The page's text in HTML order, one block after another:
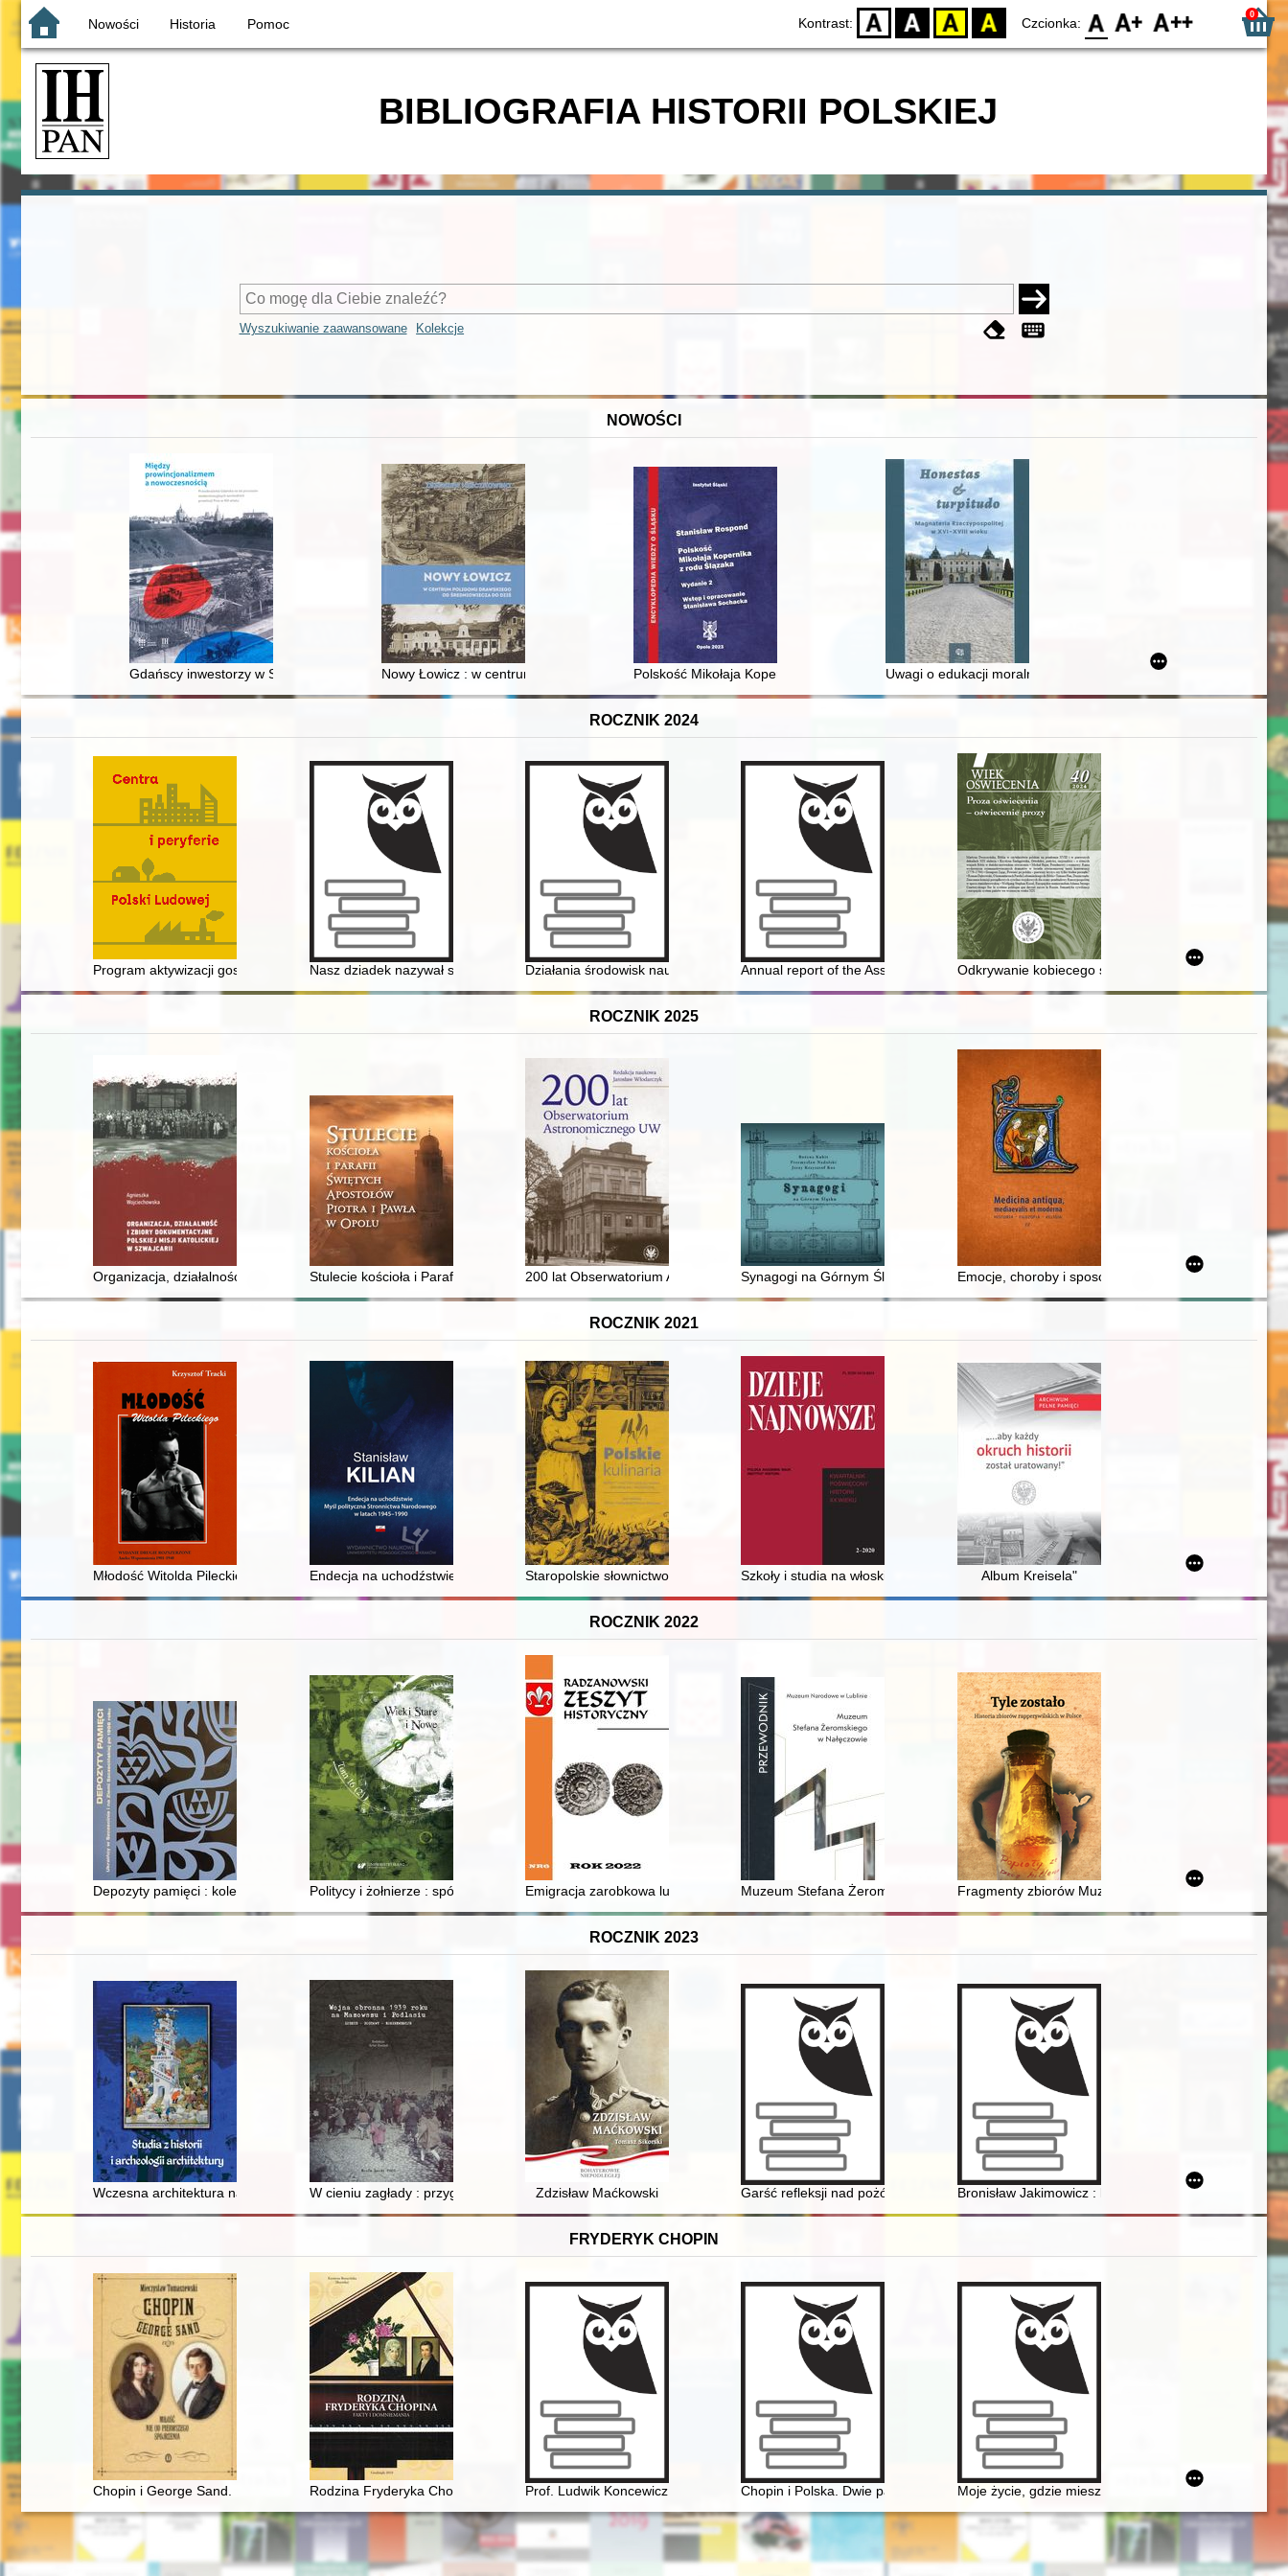
Nowości Historia Pomoc Kontrast: D BW YB BY Czcionka: F0 F1 F2 0
BIBLIOGRAFIA HISTORII POLSKIEJ
Wyszukiwanie zaawansowane Kolekcje
NOWOŚCI
Gdańscy inwestorzy w Sopocie : prestiż finansowy i towarzyski lokalnego mieszczaństwa w 2. poł. XIX w
Nowy Łowicz : w centrum poligonu drawskiego od średniowiecza do dziś
Polskość Mikołaja Kopernika z rodu ŚlązakaUwagi o edukacji moralnej synów szlacheckich w XVI-wiecznej
ROCZNIK 2024
Program aktywizacji gospodarczej miast, miasteczek i osiedli województwa lubelskiego w okresie rządów Władysława Gomółki w świetle materiałów Wojewódzkiej Komisji Planowania
Nasz dziadek nazywał się... Kazimierz Bugno : historia rodziny spisana przez jego wnuki
Działania środowisk naukowych na rzecz jakości kształcenia w szkołach wyższych w dwudziestoleciu międzywojennym na
Annual report of the Association of the Jewish Historical Institute of Poland - 2022
Odkrywanie kobiecego świata : magnatki i ich kręgi
ROCZNIK 2025
Organizacja, działalność i zbiory dokumentacyjne Polskiej Misji Katolickiej w Szwajcarii
Stulecie kościoła i Parafii Świętych Apostołów Piotra i Pawła w Opolu (1924/1925 - 2024/2025)
200 lat Obserwatorium Astronomicznego UWSynagogi na Górnym Śląsku Emocje, choroby i sposoby leczenia : z życia artysty
ROCZNIK 2021
Młodość Witolda Pileckiego Endecja na uchodźstwie : myśl polityczna Stronnictwa Narodowego w latach 1945-1990
Staropolskie słownictwo związane z pieczywemSzkoły i studia na włoskim szlaku 2 Korpusu Polskiego
Album Kreisela"
ROCZNIK 2022
Depozyty pamięci : kolekcja haftów ze zbiorów Związku Ukraińców w Polsce oddział Szczecin = Depoziti pam'âtì : kolekcìâ višivki ìz zìbran' Ŝecinckogo vìddìlennâ Ob'êdannaâ ukraïncìv y Polŝì
Politycy i żołnierze : spór Karla Hoefera i Bernharda Hülsena o znaczenie bitwy o Górę św. Anny podczas III powstania śląskiego w 1921 roku
Emigracja zarobkowa ludności wiejskiej z Mazowsza za ocean na przełomie XIX i XX wieku
Muzeum Stefana Żeromskiego w Nałęczowie : przewodnikFragmenty zbiorów Muzeum Narodowego Polskiego
ROCZNIK 2023
Wczesna architektura na ziemiach polskich a regiony artystyczne cesarstwa Niemiec
W cieniu zagłady : przygotowania wojenne na wschodnim Mazowszu i południowym Podlasiu wiosną i latem 1939 r
Zdzisław Maćkowski Garść refleksji nad pożółkłą recenzją ; Historia, ludzie i herbyBronisław Jakimowicz : kawaler Orderu Virtuti Militari
FRYDERYK CHOPIN
Chopin i George Sand. Miłość nie od pierwszego spojrzeniaRodzina Fryderyka Chopina. Fakty i domniemaniaProf. Ludwik Koncewicz (1790-1857). Nauczyciel Fryderyka Chopina
Chopin i Polska. Dwie pasje życia Gastona Belotti [1920-1985]Moje życie, gdzie mieszka B[r]zowski?" - glosa do